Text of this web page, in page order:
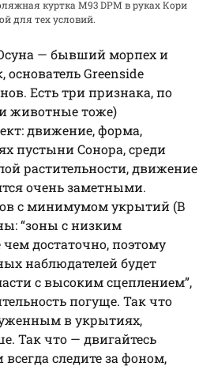
куртка M93 DPM в руках Кори
для тех условий.
— бывший морпех и
Greenside
Есть три признака, по
животные тоже)
движение, форма,
пустыни Сонора, среди
растительности, движение
очень заметными.
с минимумом укрытий (В
“зоны с низким
чем достаточно, поэтому
наблюдателей будет
с высоким сцеплением”,
погуще. Так что
в укрытиях,
Так что — двигайтесь
следите за фоном,